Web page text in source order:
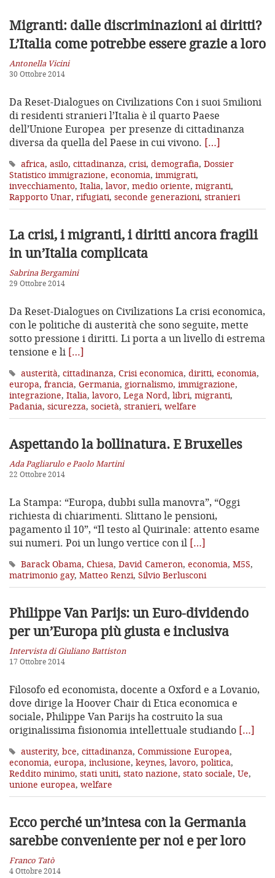
Migranti: dalle discriminazioni ai diritti?
L’Italia come potrebbe essere grazie a loro
Antonella Vicini
30 Ottobre 2014
Da Reset-Dialogues on Civilizations Con i suoi 5milioni
di residenti stranieri l’Italia è il quarto Paese
dell’Unione Europea per presenze di cittadinanza
diversa da quella del Paese in cui vivono. […]
africa, asilo, cittadinanza, crisi, demografia, Dossier
Statistico immigrazione, economia, immigrati,
invecchiamento, Italia, lavor, medio oriente, migranti,
Rapporto Unar, rifugiati, seconde generazioni, stranieri
La crisi, i migranti, i diritti ancora fragili
in un’Italia complicata
Sabrina Bergamini
29 Ottobre 2014
Da Reset-Dialogues on Civilizations La crisi economica,
con le politiche di austerità che sono seguite, mette
sotto pressione i diritti. Li porta a un livello di estrema
tensione e li […]
austerità, cittadinanza, Crisi economica, diritti, economia,
europa, francia, Germania, giornalismo, immigrazione,
integrazione, Italia, lavoro, Lega Nord, libri, migranti,
Padania, sicurezza, società, stranieri, welfare
Aspettando la bollinatura. E Bruxelles
Ada Pagliarulo e Paolo Martini
22 Ottobre 2014
La Stampa: “Europa, dubbi sulla manovra”, “Oggi
richiesta di chiarimenti. Slittano le pensioni,
pagamento il 10”, “Il testo al Quirinale: attento esame
sui numeri. Poi un lungo vertice con il […]
Barack Obama, Chiesa, David Cameron, economia, M5S,
matrimonio gay, Matteo Renzi, Silvio Berlusconi
Philippe Van Parijs: un Euro-dividendo
per un’Europa più giusta e inclusiva
Intervista di Giuliano Battiston
17 Ottobre 2014
Filosofo ed economista, docente a Oxford e a Lovanio,
dove dirige la Hoover Chair di Etica economica e
sociale, Philippe Van Parijs ha costruito la sua
originalissima fisionomia intellettuale studiando […]
austerity, bce, cittadinanza, Commissione Europea,
economia, europa, inclusione, keynes, lavoro, politica,
Reddito minimo, stati uniti, stato nazione, stato sociale, Ue,
unione europea, welfare
Ecco perché un’intesa con la Germania
sarebbe conveniente per noi e per loro
Franco Tatò
4 Ottobre 2014